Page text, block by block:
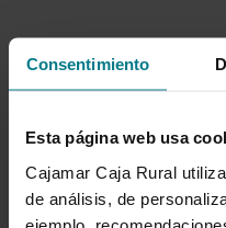
Consentimiento
Esta página web usa
Cajamar Caja Rural
de análisis, de
ejemplo,
Listado de
Sostenibilidad